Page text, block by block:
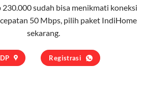
230.000 sudah bisa menikmati koneksi
50 Mbps, pilih paket IndiHome
sekarang.
Registrasi